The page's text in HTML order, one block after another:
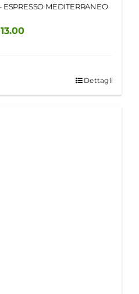
MEDITERRANEO
13.00
Dettagli